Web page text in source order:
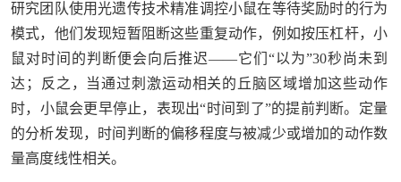
研究团队使用光遗传技术精准调控小鼠在等待奖励时的行为
模式，他们发现短暂阻断这些重复动作，例如按压杠杆，小
鼠对时间的判断便会向后推迟——它们“以为”30秒尚未到
达；反之，当通过刺激运动相关的丘脑区域增加这些动作
时，小鼠会更早停止，表现出“时间到了”的提前判断。定量
的分析发现，时间判断的偏移程度与被减少或增加的动作数
量高度线性相关。